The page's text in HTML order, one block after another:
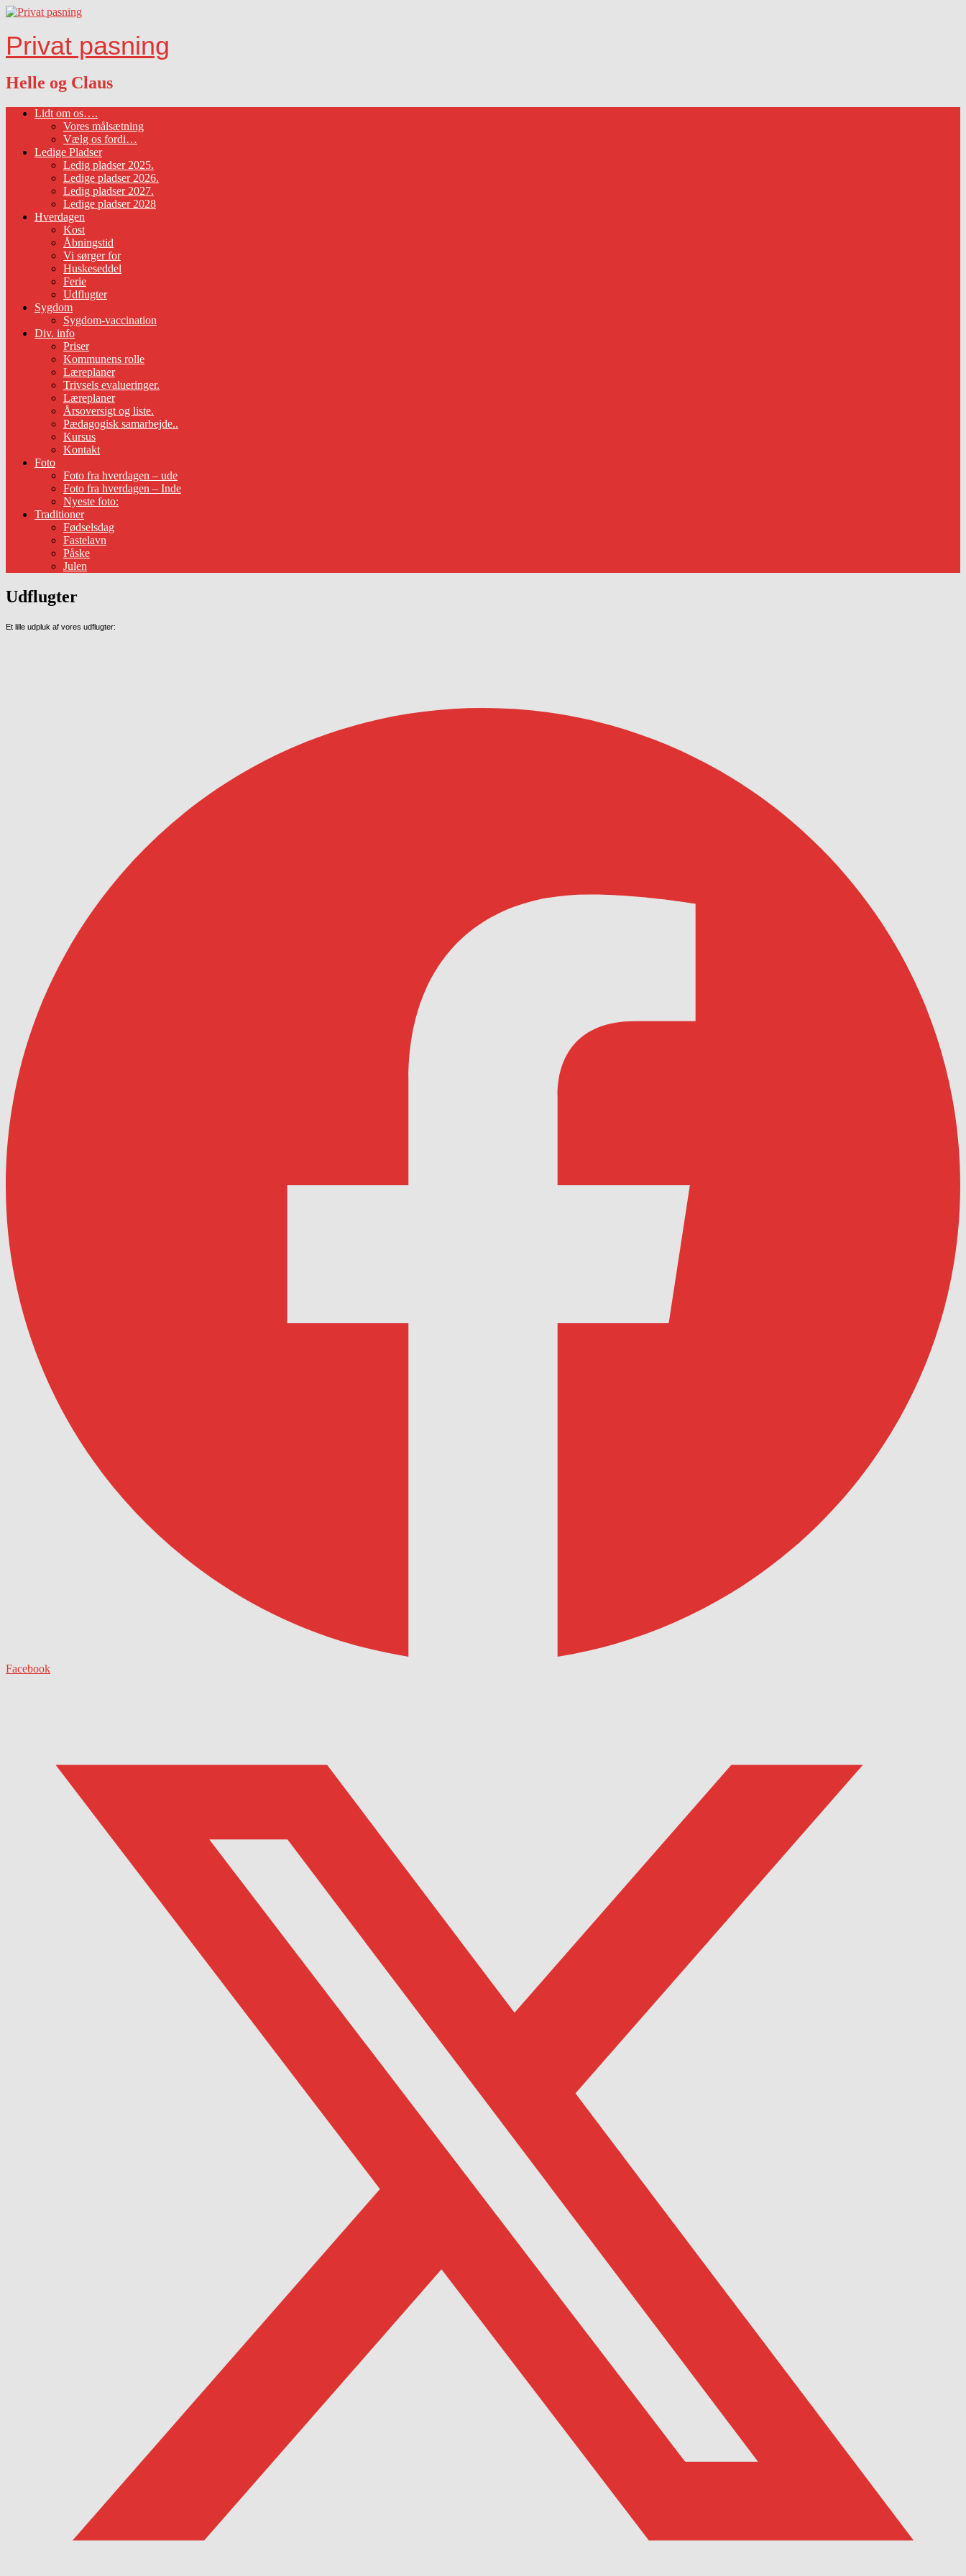
Privat pasning
Helle og Claus
Lidt om os….
Vores målsætning
Vælg os fordi…
Ledige Pladser
Ledig pladser 2025.
Ledige pladser 2026.
Ledig pladser 2027.
Ledige pladser 2028
Hverdagen
Kost
Åbningstid
Vi sørger for
Huskeseddel
Ferie
Udflugter
Sygdom
Sygdom-vaccination
Div. info
Priser
Kommunens rolle
Læreplaner
Trivsels evalueringer.
Læreplaner
Årsoversigt og liste.
Pædagogisk samarbejde..
Kursus
Kontakt
Foto
Foto fra hverdagen – ude
Foto fra hverdagen – Inde
Nyeste foto:
Traditioner
Fødselsdag
Fastelavn
Påske
Julen
Udflugter
Et lille udpluk af vores udflugter:
Facebook